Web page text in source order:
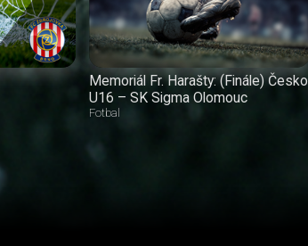
Memoriál Fr. Harašty: (Finále) Česko
U16 – SK Sigma Olomouc
Fotbal